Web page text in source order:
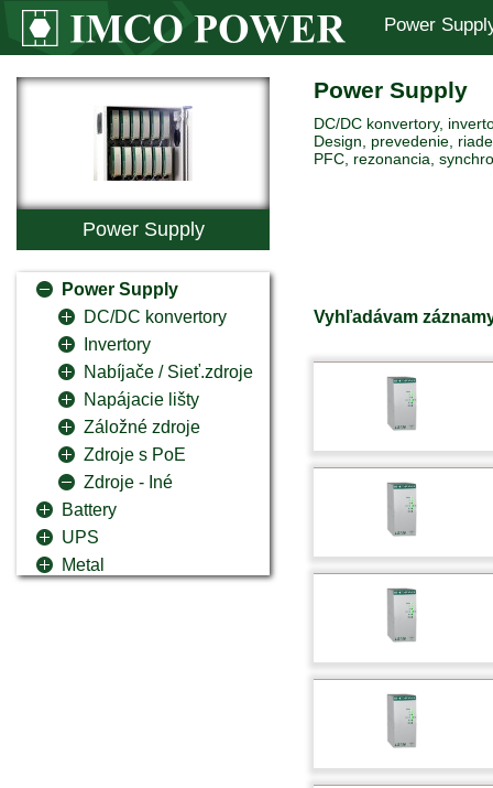
Power
Power Supply
Power Supply
DC/DC konvertory
Invertory
Nabíjače / Sieť.zdroje
Napájacie lišty
Záložné zdroje
Zdroje s PoE
Zdroje - Iné
Battery
UPS
Metal
Power Supply
DC/DC konvertory,
Design, prevedenie,
PFC, rezonancia,
Vyhľadávam